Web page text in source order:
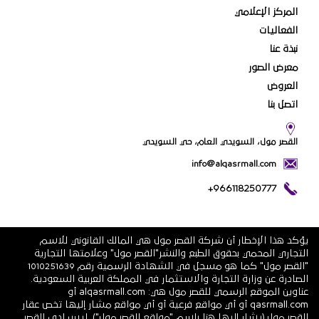
المركز الإعلامي
الفعاليات
نبذة عنا
معرض الصور
العروض
اتصل بنا
القصر مول، السويدي العام، حي السويدي
info@alqasrmall.com
+966118250777
يؤكد هذا الإخطار أن شركة القصر مول هي المالك القانوني للاسم
التجاري المحمي بحقوق الطبع والنشر"القصر مول" وعلامتها التجارية
"القصر مول" كما هو مسجل في الشهادة الرسمية رقم 1010251639
الصادرة عن وزارة التجارة والاستثمار في المملكة العربية السعودية.
عناوين الموقع الرسمي للقصر مول هي: alqasrmall.com أو
qasrmall.com أو أي مواقع فرعية أو أي مواقع مشار إليها تخص عقار